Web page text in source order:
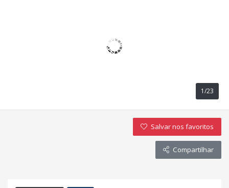
1/23
Salvar nos favoritos
Compartilhar